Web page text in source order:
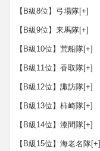
【B級8位】弓場隊[+]
【B級9位】来馬隊[+]
【B級10位】荒船隊[+]
【B級11位】香取隊[+]
【B級12位】諏訪隊[+]
【B級13位】柿崎隊[+]
【B級14位】漆間隊[+]
【B級15位】海老名隊[+]